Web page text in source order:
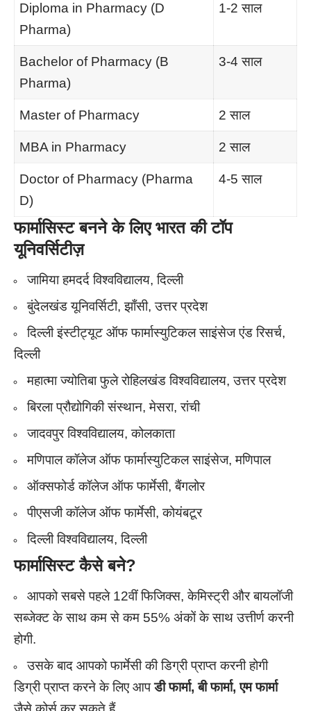
Diploma in Pharmacy (D
Pharma)
1-2 साल
Bachelor of Pharmacy (B
Pharma)
3-4 साल
Master of Pharmacy 2 साल
MBA in Pharmacy 2 साल
Doctor of Pharmacy (Pharma
D)
4-5 साल
फार्मासिस्ट बनने के लिएभारत की टॉप
यूनिवर्सिटीज़
जामिया हमदर्द विश्वविद्यालय, दिल्ली
बुंदेलखंड यूनिवर्सिटी, झाँसी, उत्तर प्रदेश
दिल्ली इंस्टीट्यूट ऑफ फार्मास्युटिकल साइंसेज एंड रिसर्च,
दिल्ली
महात्मा ज्योतिबा फुले रोहिलखंड विश्वविद्यालय, उत्तर प्रदेश
बिरला प्रौद्योगिकी संस्थान, मेसरा, रांची
जादवपुर विश्वविद्यालय, कोलकाता
मणिपाल कॉलेज ऑफ फार्मास्युटिकल साइंसेज, मणिपाल
ऑक्सफोर्ड कॉलेज ऑफ फार्मेसी, बैंगलोर
पीएसजी कॉलेज ऑफ फार्मेसी, कोयंबटूर
दिल्ली विश्वविद्यालय, दिल्ली
फार्मासिस्ट कैसे बने?
आपको सबसे पहले 12वीं फिजिक्स, केमिस्ट्री और बायलॉजी
सब्जेक्ट के साथ कम से कम 55% अंकों के साथ उत्तीर्ण करनी
होगी.
उसके बाद आपको फार्मेसी की डिग्री प्राप्त करनी होगी
डिग्री प्राप्त करने के लिए आपडी फार्मा,बी फार्मा,एम फार्मा